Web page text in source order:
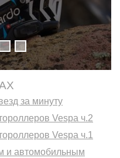
за минуту
Vespa ч.2
Vespa ч.1
и автомобильным